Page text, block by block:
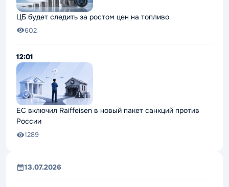
ЦБ будет следить за ростом цен на топливо
602
12:01
ЕС включил Raiffeisen в новый пакет санкций против
России
1289
13.07.2026